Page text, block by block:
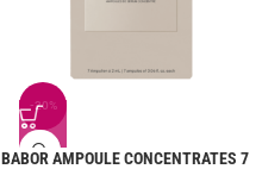
-20%
BABOR AMPOULE CONCENTRATES 7